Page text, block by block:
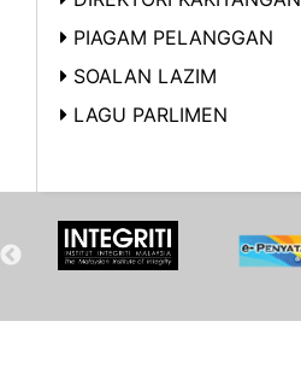
PIAGAM PELANGGAN
SOALAN LAZIM
LAGU PARLIMEN